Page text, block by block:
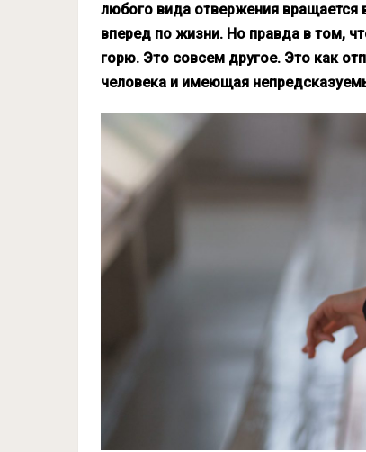
любого вида отвержения вращается
вперед по жизни. Но правда в том,
горю. Это совсем другое. Это как
человека и имеющая